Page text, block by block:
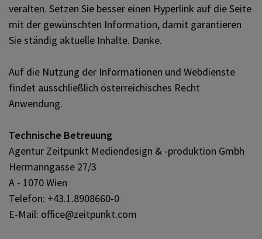
KONTAKT
veralten. Setzen Sie besser einen Hyperlink auf die Seite
mit der gewünschten Information, damit garantieren
Sie ständig aktuelle Inhalte. Danke.
Auf die Nutzung der Informationen und Webdienste
findet ausschließlich österreichisches Recht
Anwendung.
Technische Betreuung
Agentur Zeitpunkt Mediendesign & -produktion Gmbh
Hermanngasse 27/3
A - 1070 Wien
Telefon: +43.1.8908660-0
E-Mail: office@zeitpunkt.com